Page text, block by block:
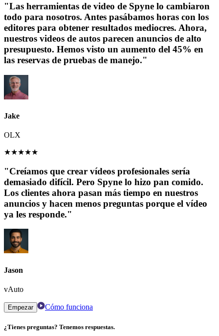
"Las herramientas de video de Spyne lo cambiaron
todo para nosotros. Antes pasábamos horas con los
editores para obtener resultados mediocres. Ahora,
nuestros videos de autos parecen anuncios de alto
presupuesto. Hemos visto un aumento del 45% en
las reservas de pruebas de manejo."
Jake
OLX
★★★★★
"Creíamos que crear vídeos profesionales sería
demasiado difícil. Pero Spyne lo hizo pan comido.
Los clientes ahora pasan más tiempo en nuestros
anuncios y hacen menos preguntas porque el vídeo
ya les responde."
Jason
vAuto
Empezar Cómo funciona
¿Tienes preguntas? Tenemos respuestas.